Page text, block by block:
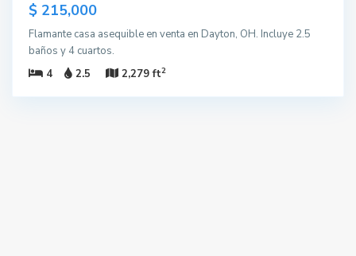
$ 215,000
Flamante casa asequible en venta en Dayton, OH. Incluye 2.5
baños y 4 cuartos.
4
2.5 2,279 ft2